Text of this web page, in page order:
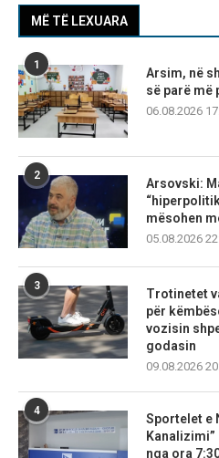
MË TË LEXUARA
1
Arsim, në
së parë më
06.08.2026
2
Arsovski:
mësohen
05.08.2026
3
Trotinetet
për
vozisin
godasin
09.08.2026
4
Sportelet e
nga ora